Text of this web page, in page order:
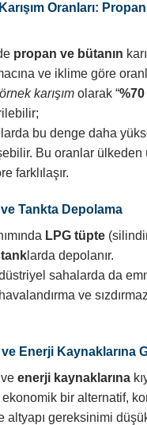
Oranları:
propan ve bütanın
ve iklime göre
örnek karışım olarak “
bu denge daha
Bu oranlar ülkeden
farklılaşır.
Tankta Depolama
LPG tüpte
tank larda depolanır.
sahalarda da
ve
ve Enerji Kaynaklarına
ve enerji kaynaklarına
ekonomik bir alternatif,
altyapı gereksinimi